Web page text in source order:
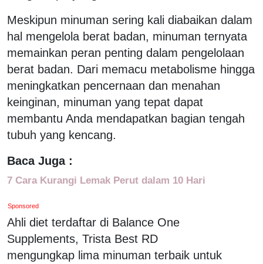
Meskipun minuman sering kali diabaikan dalam
hal mengelola berat badan, minuman ternyata
memainkan peran penting dalam pengelolaan
berat badan. Dari memacu metabolisme hingga
meningkatkan pencernaan dan menahan
keinginan, minuman yang tepat dapat
membantu Anda mendapatkan bagian tengah
tubuh yang kencang.
Baca Juga :
7 Cara Kurangi Lemak Perut dalam 10 Hari
Sponsored
Ahli diet terdaftar di Balance One
Supplements, Trista Best RD
mengungkap lima minuman terbaik untuk